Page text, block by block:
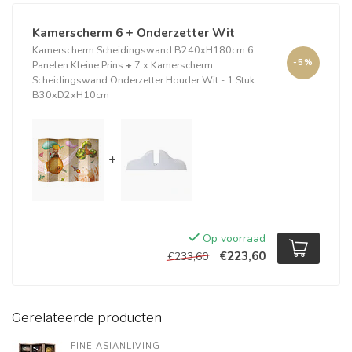
Kamerscherm 6 + Onderzetter Wit
Kamerscherm Scheidingswand B240xH180cm 6
Panelen Kleine Prins + 7 x Kamerscherm
Scheidingswand Onderzetter Houder Wit - 1 Stuk
B30xD2xH10cm
-5%
+
Op voorraad
€233,60
€223,60
Gerelateerde producten
FINE ASIANLIVING